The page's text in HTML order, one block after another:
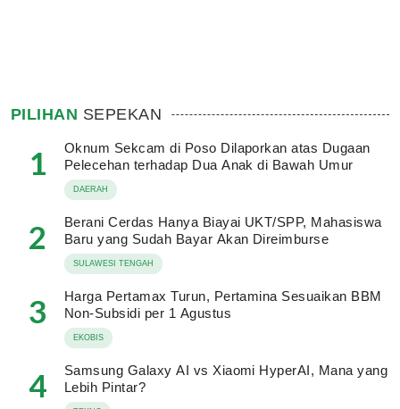
PILIHAN SEPEKAN
1
Oknum Sekcam di Poso Dilaporkan atas Dugaan
Pelecehan terhadap Dua Anak di Bawah Umur
DAERAH
2
Berani Cerdas Hanya Biayai UKT/SPP, Mahasiswa
Baru yang Sudah Bayar Akan Direimburse
SULAWESI TENGAH
3
Harga Pertamax Turun, Pertamina Sesuaikan BBM
Non-Subsidi per 1 Agustus
EKOBIS
4
Samsung Galaxy AI vs Xiaomi HyperAI, Mana yang
Lebih Pintar?